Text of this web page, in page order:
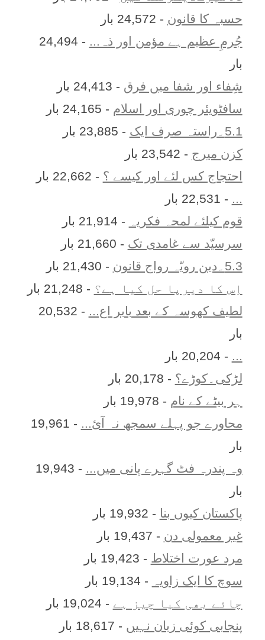
حسبہ کا قانون - 24,572 بار
جُرمِ عظیم ہے مؤمن اور ذہ...
- 24,494
بار
شِفاء اور شفا میں فرق - 24,413 بار
سافٹویئر چوری اور اسلام - 24,165 بار
5.1۔راستہ صرف ایک
- 23,885 بار
کزن ميرج - 23,542 بار
احتجاج کس لئے اور کیسے ؟ - 22,662 بار
... - 22,531 بار
قوم کیلئے لمحہ فکریہ
- 21,914 بار
سرسیّد سے غامدی تک - 21,660 بار
5.3۔دین رویّہ رواج قانون
- 21,430 بار
اِس کا ديرپا حل کيا ہے؟ - 21,248 بار
لطیف کھوسہ کے بعد بابر اع...
- 20,532
بار
... - 20,204 بار
لڑکی۔کوڑے؟ - 20,178 بار
ہر بيٹے کے نام - 19,978 بار
محاورے جو پہلے سمجھ نہ آئ...
- 19,961
بار
وہ پندرہ فٹ گہرے پانی میں...
- 19,943
بار
پاکستان کیوں بنا - 19,932 بار
غیر معمولی دن - 19,437 بار
مرد عورت اختلاط - 19,423 بار
سوچ کا ایک زاویہ
- 19,134 بار
چائے بھی کیا چیز ہے - 19,024 بار
پنجابی کوئی زبان نہیں - 18,617 بار